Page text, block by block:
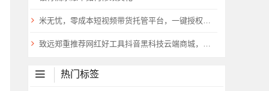
米无忧，零成本短视频带货托管平台，一键授权即刻躺赚！
致远郑重推荐网红好工具抖音黑科技云端商城，自用赚钱两不误
热门标签